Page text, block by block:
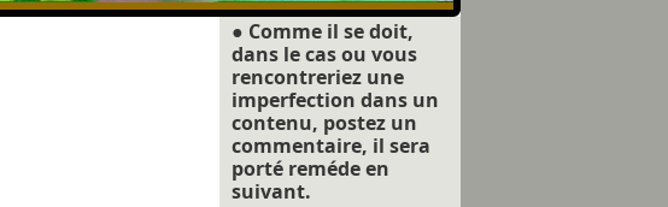
● Comme il se doit,
dans le cas ou vous
rencontreriez une
imperfection dans un
contenu, postez un
commentaire, il sera
porté reméde en
suivant.